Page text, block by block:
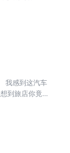
我感到这汽车
到旅店你竟在